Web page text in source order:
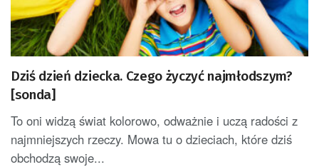
Dziś dzień dziecka. Czego życzyć najmłodszym?
[sonda]
To oni widzą świat kolorowo, odważnie i uczą radości z
najmniejszych rzeczy. Mowa tu o dzieciach, które dziś
obchodzą swoje...